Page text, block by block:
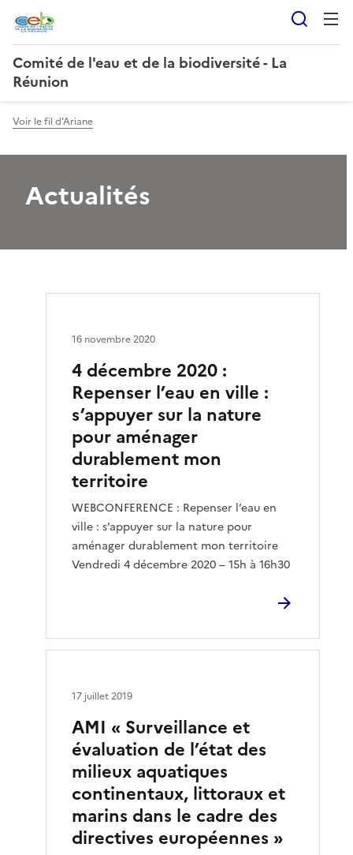
Comité de l'eau et de la biodiversité - La
Réunion
Voir le fil d'Ariane
Actualités
4 décembre 2020 :
Repenser l’eau en ville :
s’appuyer sur la nature
pour aménager
durablement mon
territoire
WEBCONFERENCE : Repenser l’eau en
ville : s’appuyer sur la nature pour
aménager durablement mon territoire
Vendredi 4 décembre 2020 – 15h à 16h30
16 novembre 2020
AMI « Surveillance et
évaluation de l’état des
milieux aquatiques
continentaux, littoraux et
marins dans le cadre des
directives européennes »
17 juillet 2019